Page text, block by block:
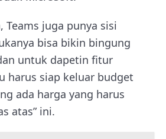
Teams juga punya sisi
bisa bikin bingung
untuk dapetin fitur
harus siap keluar budget
ada harga yang harus
atas” ini.